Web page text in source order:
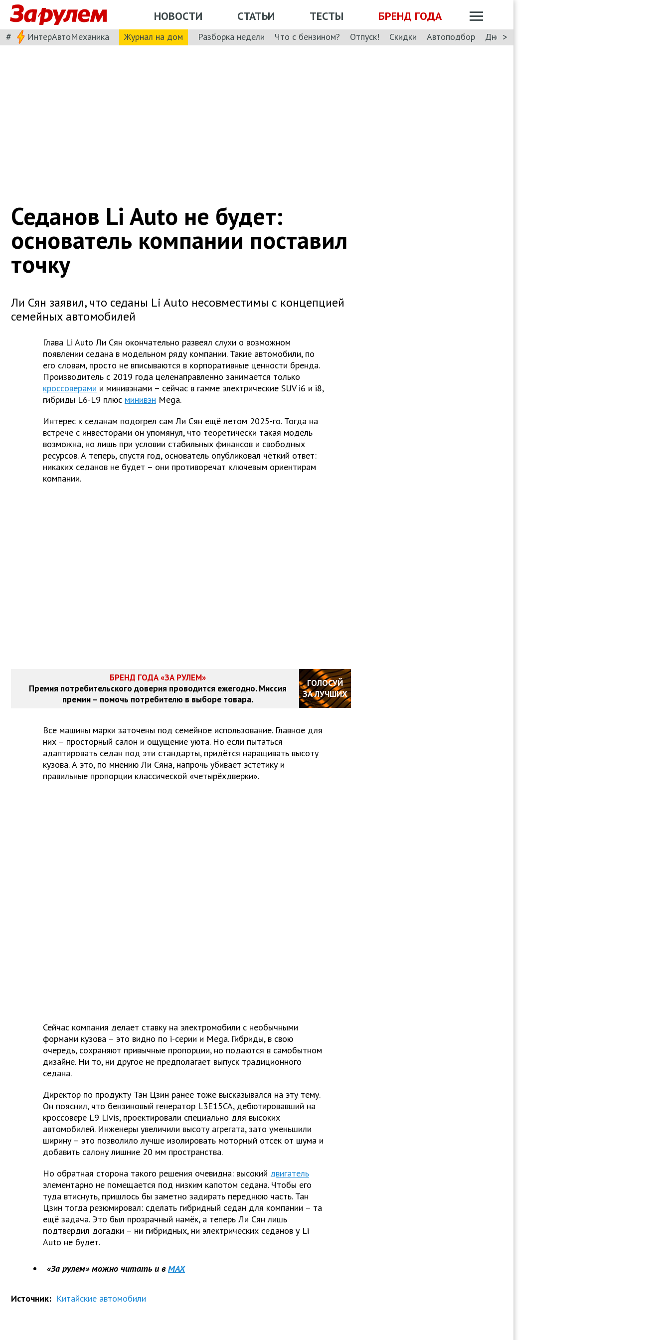
НОВОСТИ СТАТЬИ ТЕСТЫ БРЕНД ГОДА
# ИнтерАвтоМеханика Журнал на дом Разборка недели Что с бензином? Отпуск! Скидки Автоподбор Дневник: Лада Искра
>
Седанов Li Auto не будет:
основатель компании поставил
точку
Ли Сян заявил, что седаны Li Auto несовместимы с концепцией
семейных автомобилей
Глава Li Auto Ли Сян окончательно развеял слухи о возможном
появлении седана в модельном ряду компании. Такие автомобили, по
его словам, просто не вписываются в корпоративные ценности бренда.
Производитель с 2019 года целенаправленно занимается только
кроссоверами и минивэнами – сейчас в гамме электрические SUV i6 и i8,
гибриды L6-L9 плюс минивэн Mega.
Интерес к седанам подогрел сам Ли Сян ещё летом 2025-го. Тогда на
встрече с инвесторами он упомянул, что теоретически такая модель
возможна, но лишь при условии стабильных финансов и свободных
ресурсов. А теперь, спустя год, основатель опубликовал чёткий ответ:
никаких седанов не будет – они противоречат ключевым ориентирам
компании.
БРЕНД ГОДА «ЗА РУЛЕМ»
Премия потребительского доверия проводится ежегодно. Миссия
премии – помочь потребителю в выборе товара.
ГОЛОСУЙ
ЗА ЛУЧШИХ
Все машины марки заточены под семейное использование. Главное для
них – просторный салон и ощущение уюта. Но если пытаться
адаптировать седан под эти стандарты, придётся наращивать высоту
кузова. А это, по мнению Ли Сяна, напрочь убивает эстетику и
правильные пропорции классической «четырёхдверки».
Сейчас компания делает ставку на электромобили с необычными
формами кузова – это видно по i-серии и Mega. Гибриды, в свою
очередь, сохраняют привычные пропорции, но подаются в самобытном
дизайне. Ни то, ни другое не предполагает выпуск традиционного
седана.
Директор по продукту Тан Цзин ранее тоже высказывался на эту тему.
Он пояснил, что бензиновый генератор L3E15CA, дебютировавший на
кроссовере L9 Livis, проектировали специально для высоких
автомобилей. Инженеры увеличили высоту агрегата, зато уменьшили
ширину – это позволило лучше изолировать моторный отсек от шума и
добавить салону лишние 20 мм пространства.
Но обратная сторона такого решения очевидна: высокий двигатель
элементарно не помещается под низким капотом седана. Чтобы его
туда втиснуть, пришлось бы заметно задирать переднюю часть. Тан
Цзин тогда резюмировал: сделать гибридный седан для компании – та
ещё задача. Это был прозрачный намёк, а теперь Ли Сян лишь
подтвердил догадки – ни гибридных, ни электрических седанов у Li
Auto не будет.
«За рулем» можно читать и в MAX
Источник: Китайские автомобили